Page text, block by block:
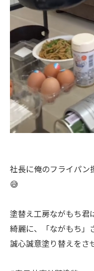
社長に俺のフライパン
😅
塗替え工房ながもち君
綺麗に、「ながもち」
誠心誠意塗り替えをさ